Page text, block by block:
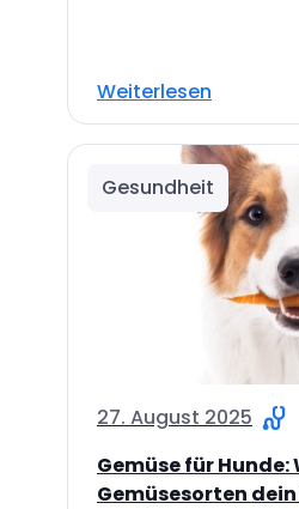
Weiterlesen
Gesundheit
27. August 2025
Gemüse für Hunde:
Gemüsesorten